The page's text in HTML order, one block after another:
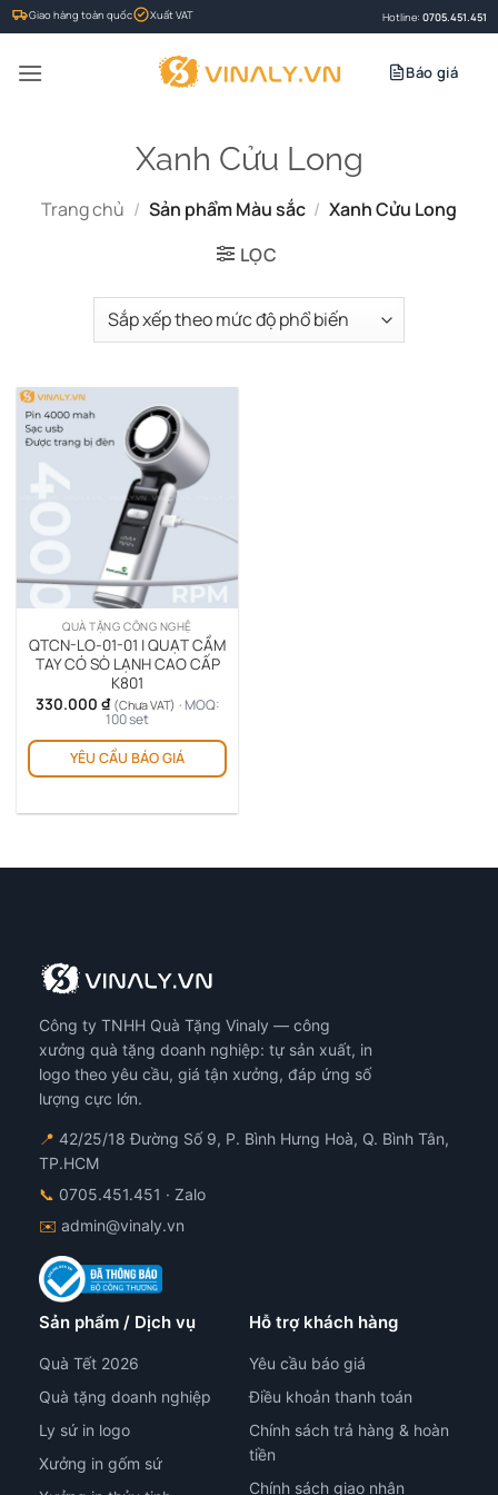
Bỏ
qua
nội
Giao hàng toàn quốc Xuất VAT Hotline: 0705.451.451
Báo giá
Xanh Cửu Long
Trang chủ / Sản phẩm Màu sắc / Xanh Cửu Long
LỌC
QUÀ TẶNG CÔNG NGHỆ
QTCN-LO-01-01 | QUẠT CẦM
TAY CÓ SÒ LẠNH CAO CẤP
K801
330.000 ₫ (Chưa VAT) · MOQ:
100 set
YÊU CẦU BÁO GIÁ
Công ty TNHH Quà Tặng Vinaly — công
xưởng quà tặng doanh nghiệp: tự sản xuất, in
logo theo yêu cầu, giá tận xưởng, đáp ứng số
lượng cực lớn.
📍 42/25/18 Đường Số 9, P. Bình Hưng Hoà, Q. Bình Tân,
TP.HCM
📞 0705.451.451 · Zalo
✉️ admin@vinaly.vn
Sản phẩm / Dịch vụ
Quà Tết 2026
Quà tặng doanh nghiệp
Ly sứ in logo
Xưởng in gốm sứ
Hỗ trợ khách hàng
Yêu cầu báo giá
Điều khoản thanh toán
Chính sách trả hàng & hoàn
tiền
Chính sách giao nhận